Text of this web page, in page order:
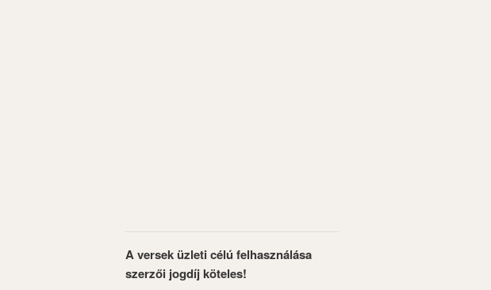
A versek üzleti célú felhasználása
szerzői jogdíj köteles!